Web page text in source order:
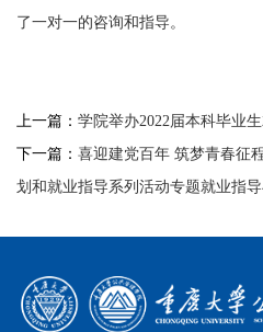
了一对一的咨询和指导。
上一篇： 学院举办2022届本科毕业
下一篇： 喜迎建党百年 筑梦青春
划和就业指导系列活动专题就业指